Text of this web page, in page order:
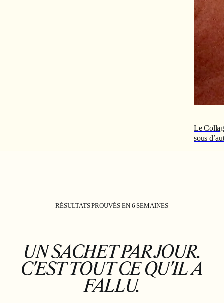
Le
sous
RÉSULTATS PROUVÉS EN 6 SEMAINES
UN SACHET PAR JOUR.
C'EST TOUT CE QU'IL A
FALLU.